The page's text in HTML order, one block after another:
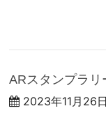
ARスタンプラ
2023年11月26日